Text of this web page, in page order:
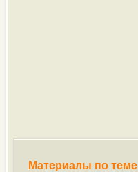
Материалы по теме